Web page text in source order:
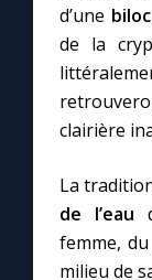
d’une
de la
clairière
La
de l’eau
femme,
milieu de